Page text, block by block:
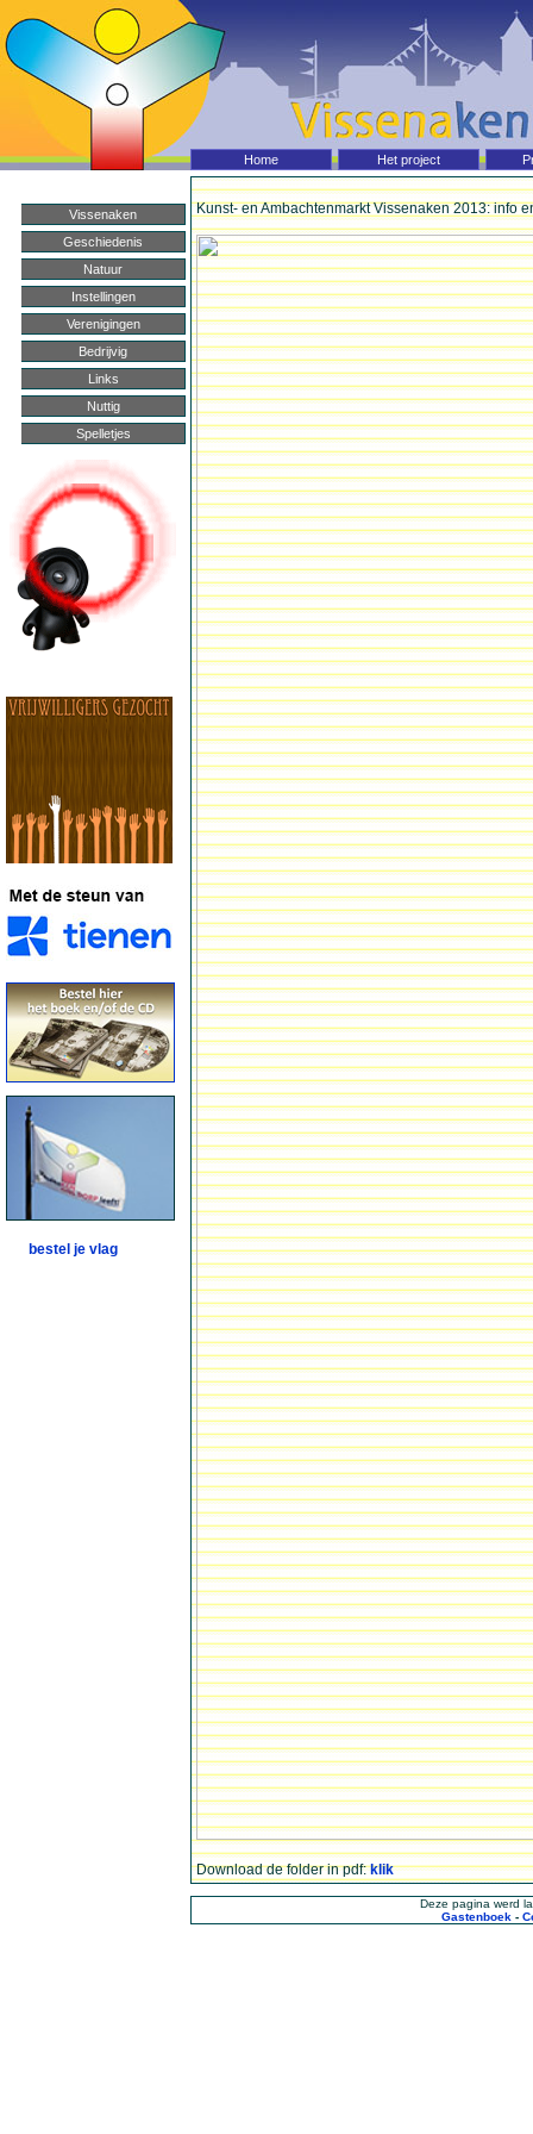
Home Vissenaken
Vissenaken
Geschiedenis
Natuur
Instellingen
Verenigingen
Bedrijvig
Links
Nuttig
Spelletjes
Home Het project
Kunst- en Ambachtenmarkt Vissenaken 2013: info
Download de folder in pdf:klik
Deze pagina werd
Gastenboek -
bestel je vlag